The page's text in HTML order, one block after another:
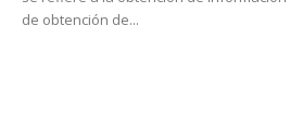
de obtención de...